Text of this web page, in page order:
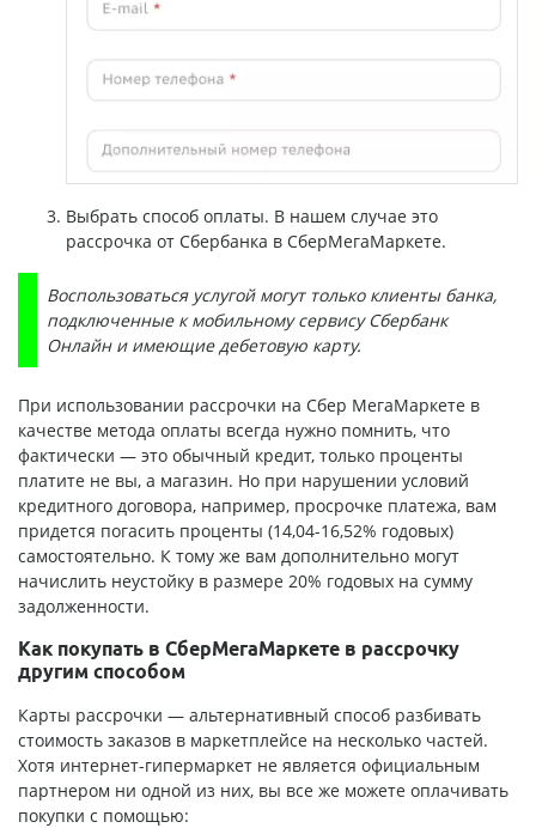
Выбрать способ оплаты. В нашем случае это
рассрочка от Сбербанка в СберМегаМаркете.
Воспользоваться услугой могут только клиенты банка,
подключенные к мобильному сервису Сбербанк
Онлайн и имеющие дебетовую карту.
При использовании рассрочки на Сбер МегаМаркете в
качестве метода оплаты всегда нужно помнить, что
фактически — это обычный кредит, только проценты
платите не вы, а магазин. Но при нарушении условий
кредитного договора, например, просрочке платежа, вам
придется погасить проценты (14,04-16,52% годовых)
самостоятельно. К тому же вам дополнительно могут
начислить неустойку в размере 20% годовых на сумму
задолженности.
Как покупать в СберМегаМаркете в рассрочку
другим способом
Карты рассрочки — альтернативный способ разбивать
стоимость заказов в маркетплейсе на несколько частей.
Хотя интернет-гипермаркет не является официальным
партнером ни одной из них, вы все же можете оплачивать
покупки с помощью: